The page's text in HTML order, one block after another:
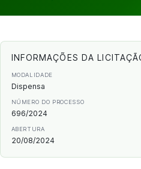
INFORMAÇÕES DA
MODALIDADE
Dispensa
NÚMERO DO PROCESSO
696/2024
ABERTURA
20/08/2024